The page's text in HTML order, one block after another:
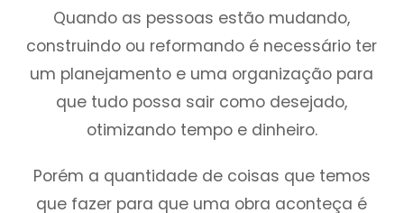
Quando as pessoas estão mudando,
construindo ou reformando é necessário ter
um planejamento e uma organização para
que tudo possa sair como desejado,
otimizando tempo e dinheiro.
Porém a quantidade de coisas que temos
que fazer para que uma obra aconteça é